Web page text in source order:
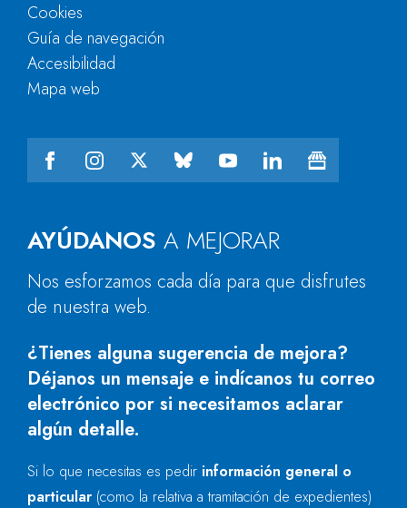
AYÚDANOS A MEJORAR
Nos esforzamos cada día para que disfrutes
de nuestra web.
¿Tienes alguna sugerencia de mejora?
Déjanos un mensaje e indícanos tu correo
electrónico por si necesitamos aclarar
algún detalle.
Si lo que necesitas es pedir información general o
particular (como la relativa a tramitación de expedientes)
Cookies
Guía de navegación
Accesibilidad
Mapa web